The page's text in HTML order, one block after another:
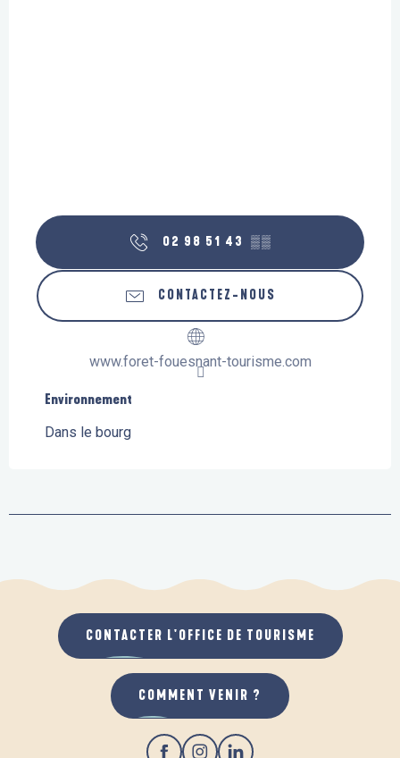
02 98 51 43 ▒▒
CONTACTEZ-NOUS
www.foret-fouesnant-tourisme.com
Environnement
Environnement
Dans le bourg
CONTACTER L'OFFICE DE TOURISME
COMMENT VENIR ?